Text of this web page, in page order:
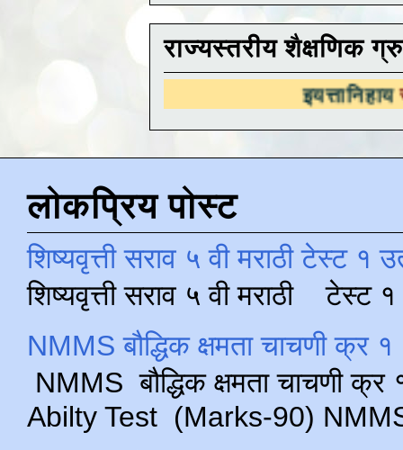
राज्यस्तरीय शैक्षणिक
राज्यस्तरीय
लोकप्रिय पोस्ट
शिष्यवृत्ती सराव ५ वी मराठी टेस्ट १
शिष्यवृत्ती सराव ५ वी मराठी टेस्ट
NMMS बौद्धिक क्षमता चाचणी क्र
NMMS बौद्धिक क्षमता चाचणी
Abilty Test (Marks-90) NMMS